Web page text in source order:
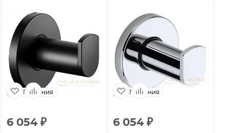
Германия
6 054₽
Германия
6 054₽